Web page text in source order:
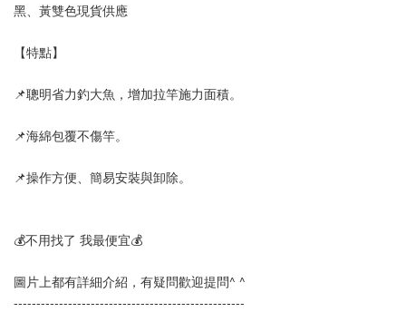
黑、黃雙色現貨供應
【特點】
📌聰明省力釣大魚，增加拉竿施力面積。
📌海綿包覆不傷竿。
📌操作方便、簡易安裝與卸除。
💰不用找了 我最便宜💰
圖片上都有詳細介紹，有疑問歡迎提問^ ^
---------------------------------------------------